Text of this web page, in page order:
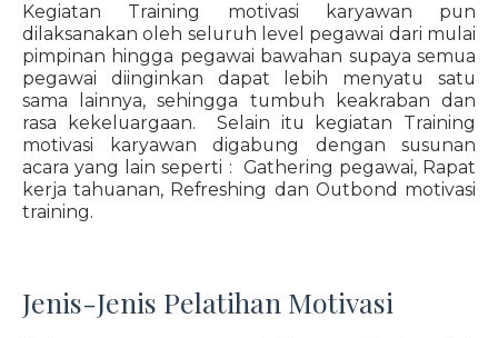
Kegiatan Training motivasi karyawan pun
dilaksanakan oleh seluruh level pegawai dari mulai
pimpinan hingga pegawai bawahan supaya semua
pegawai diinginkan dapat lebih menyatu satu
sama lainnya, sehingga tumbuh keakraban dan
rasa kekeluargaan. Selain itu kegiatan Training
motivasi karyawan digabung dengan susunan
acara yang lain seperti : Gathering pegawai, Rapat
kerja tahuanan, Refreshing dan Outbond motivasi
training.
Jenis-Jenis Pelatihan Motivasi